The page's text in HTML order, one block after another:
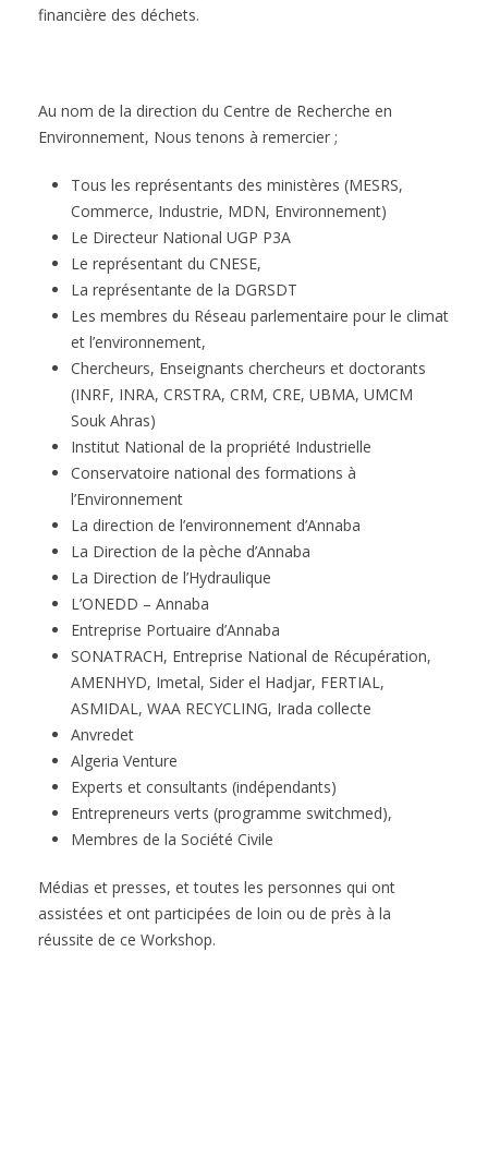
financière des déchets.
Au nom de la direction du Centre de Recherche en
Environnement, Nous tenons à remercier ;
Tous les représentants des ministères (MESRS,
Commerce, Industrie, MDN, Environnement)
Le Directeur National UGP P3A
Le représentant du CNESE,
La représentante de la DGRSDT
Les membres du Réseau parlementaire pour le climat
et l’environnement,
Chercheurs, Enseignants chercheurs et doctorants
(INRF, INRA, CRSTRA, CRM, CRE, UBMA, UMCM
Souk Ahras)
Institut National de la propriété Industrielle
Conservatoire national des formations à
l’Environnement
La direction de l’environnement d’Annaba
La Direction de la pèche d’Annaba
La Direction de l’Hydraulique
L’ONEDD – Annaba
Entreprise Portuaire d’Annaba
SONATRACH, Entreprise National de Récupération,
AMENHYD, Imetal, Sider el Hadjar, FERTIAL,
ASMIDAL, WAA RECYCLING, Irada collecte
Anvredet
Algeria Venture
Experts et consultants (indépendants)
Entrepreneurs verts (programme switchmed),
Membres de la Société Civile
Médias et presses, et toutes les personnes qui ont
assistées et ont participées de loin ou de près à la
réussite de ce Workshop.